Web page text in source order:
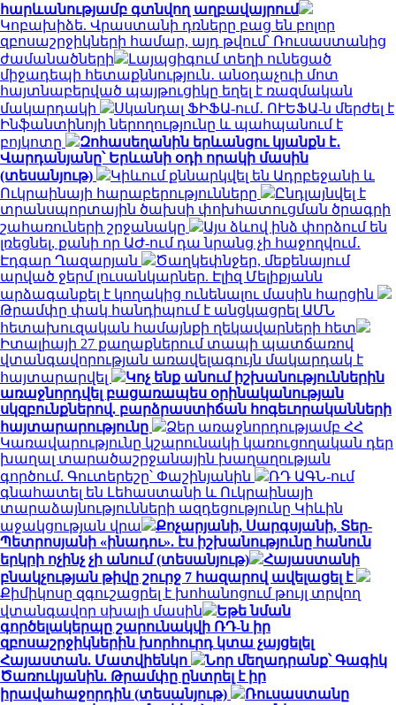
հարևանությամբ գտնվող աղբավայրում
Կոբախիձե. Վրաստանի դռները բաց են բոլոր
զբոսաշրջիկների համար, այդ թվում՝ Ռուսաստանից
ժամանածների
Լայպցիգում տեղի ունեցած
միջադեպի հետաքննություն․ անօդաչուի մոտ
հայտնաբերված պայթուցիկը եղել է ռազմական
մակարդակի
Սկանդալ ՖԻՖԱ-ում․ ՈՒԵՖԱ-ն մերժել է
Ինֆանտինոյի ներողությունը և պահպանում է
բոյկոտը
Զոհասեղանին երևանցու կյանքն է․
Վարդանյանը՝ Երևանի օդի որակի մասին
(տեսանյութ)
Կիևում քննարկվել են Ադրբեջանի և
Ուկրաինայի հարաբերությունները
Ընդլայնվել է
տրանսպորտային ծախսի փոխհատուցման ծրագրի
շահառուների շրջանակը
Այս ձևով ինձ փորձում են
լռեցնել, քանի որ ԱԺ-ում դա նրանց չի հաջողվում․
Էդգար Ղազարյան
Ծաղկեփնջեր, մեքենայում
արված ջերմ լուսանկարներ. Էլիզ Մելիքյանն
արձագանքել է կողակից ունենալու մասին հարցին
Թրամփը փակ հանդիպում է անցկացրել ԱՄՆ
հետախուզական համայնքի ղեկավարների հետ
Իտալիայի 27 քաղաքներում տապի պատճառով
վտանգավորության առավելագույն մակարդակ է
հայտարարվել
Կոչ ենք անում իշխանություններին
առաջնորդվել բացառապես օրինականության
սկզբունքներով. բարձրաստիճան հոգեւորականների
հայտարարությունը
Ձեր առաջնորդությամբ ՀՀ
Կառավարությունը կշարունակի կառուցողական դեր
խաղալ տարածաշրջանային խաղաղության
գործում. Գուտերեշը՝ Փաշինյանին
ՌԴ ԱԳՆ-ում
գնահատել են Լեհաստանի և Ուկրաինայի
տարաձայնությունների ազդեցությունը Կիևին
աջակցության վրա
Քոչարյանի, Սարգսյանի, Տեր-
Պետրոսյանի «ինադու». էս իշխանությունը հանուն
երկրի ոչինչ չի անում (տեսանյութ)
Հայաստանի
բնակչության թիվը շուրջ 7 հազարով ավելացել է
Քիմիկոսը զգուշացրել է խոհանոցում թույլ տրվող
վտանգավոր սխալի մասին
Եթե նման
գործելակերպը շարունակվի ՌԴ-ն իր
զբոսաշրջիկներին խորհուրդ կտա չայցելել
Հայաստան. Մատվիենկո
Նոր մեղադրանք՝ Գագիկ
Ծառուկյանին. Թրամփը ընտրել է իր
իրավահաջորդին (տեսանյութ)
Ռուսաստանը